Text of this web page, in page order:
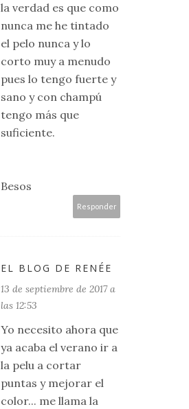
la verdad es que como
nunca me he tintado
el pelo nunca y lo
corto muy a menudo
pues lo tengo fuerte y
sano y con champú
tengo más que
suficiente.
Besos
Responder
EL BLOG DE RENÉE
13 de septiembre de 2017 a
las 12:53
Yo necesito ahora que
ya acaba el verano ir a
la pelu a cortar
puntas y mejorar el
color... me llama la